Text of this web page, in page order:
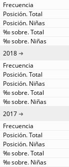
2018
2017